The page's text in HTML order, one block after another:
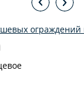
ограждений